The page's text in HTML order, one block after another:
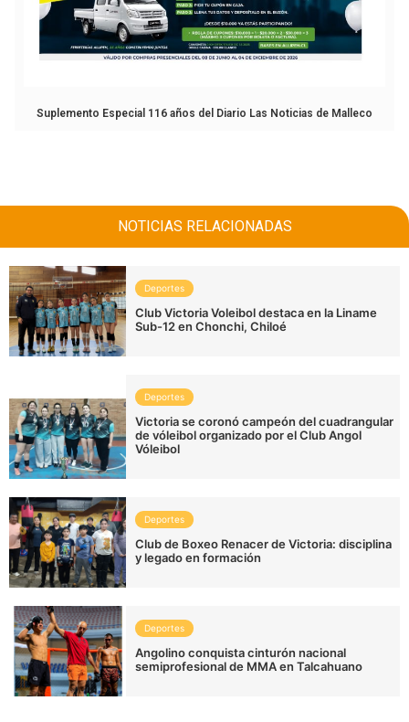
Suplemento Especial 116 años del Diario Las Noticias de Malleco
NOTICIAS RELACIONADAS
Deportes
Club Victoria Voleibol destaca en la Liname
Sub-12 en Chonchi, Chiloé
Deportes
Victoria se coronó campeón del cuadrangular
de vóleibol organizado por el Club Angol
Vóleibol
Deportes
Club de Boxeo Renacer de Victoria: disciplina
y legado en formación
Deportes
Angolino conquista cinturón nacional
semiprofesional de MMA en Talcahuano